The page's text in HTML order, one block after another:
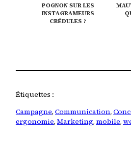
POGNON SUR LES
INSTAGRAMEURS
CRÉDULES ?
Étiquettes :
Campagne, Communication,
ergonomie, Marketing, mobile,